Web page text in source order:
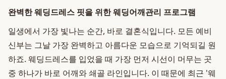
완벽한 웨딩드레스 핏을 위한 웨딩어깨관리 프로그램
일생에서 가장 빛나는 순간, 바로 결혼식입니다. 모든 예비
신부는 그날 가장 완벽하고 아름다운 모습으로 기억되길 원
하죠. 웨딩드레스를 입었을 때 가장 먼저 시선이 머무는 곳
중 하나가 바로 어깨와 쇄골 라인입니다. 이 때문에 최근 '웨